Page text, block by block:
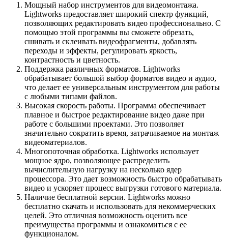
Мощный набор инструментов для видеомонтажа.
Lightworks предоставляет широкий спектр функций,
позволяющих редактировать видео профессионально. С
помощью этой программы вы сможете обрезать,
сшивать и склеивать видеофрагменты, добавлять
переходы и эффекты, регулировать яркость,
контрастность и цветность.
Поддержка различных форматов. Lightworks
обрабатывает большой выбор форматов видео и аудио,
что делает ее универсальным инструментом для работы
с любыми типами файлов.
Высокая скорость работы. Программа обеспечивает
плавное и быстрое редактирование видео даже при
работе с большими проектами. Это позволяет
значительно сократить время, затрачиваемое на монтаж
видеоматериалов.
Многопоточная обработка. Lightworks использует
мощное ядро, позволяющее распределить
вычислительную нагрузку на несколько ядер
процессора. Это дает возможность быстро обрабатывать
видео и ускоряет процесс выгрузки готового материала.
Наличие бесплатной версии. Lightworks можно
бесплатно скачать и использовать для некоммерческих
целей. Это отличная возможность оценить все
преимущества программы и ознакомиться с ее
функционалом.